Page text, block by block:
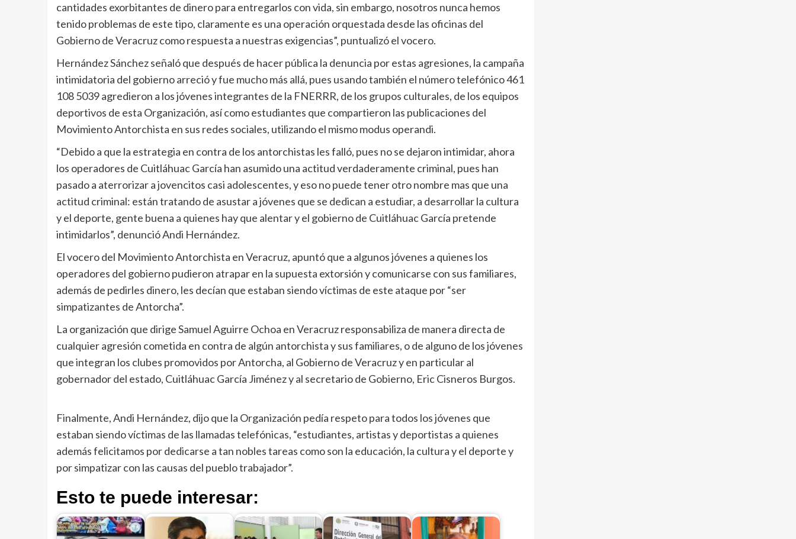
cantidades exorbitantes de dinero para entregarlos con vida, sin embargo, nosotros nunca hemos
tenido problemas de este tipo, claramente es una operación orquestada desde las oficinas del
Gobierno de Veracruz como respuesta a nuestras exigencias”, puntualizó el vocero.
Hernández Sánchez señaló que después de hacer pública la denuncia por estas agresiones, la campaña
intimidatoria del gobierno arreció y fue mucho más allá, pues usando también el número telefónico 461
108 5039 agredieron a los jóvenes integrantes de la FNERRR, de los grupos culturales, de los equipos
deportivos de esta Organización, así como estudiantes que compartieron las publicaciones del
Movimiento Antorchista en sus redes sociales, utilizando el mismo modus operandi.
“Debido a que la estrategia en contra de los antorchistas les falló, pues no se dejaron intimidar, ahora
los operadores de Cuitláhuac García han asumido una actitud verdaderamente criminal, pues han
pasado a aterrorizar a jovencitos casi adolescentes, y eso no puede tener otro nombre mas que una
actitud criminal: están tratando de asustar a jóvenes que se dedican a estudiar, a desarrollar la cultura
y el deporte, gente buena a quienes hay que alentar y el gobierno de Cuitláhuac García pretende
intimidarlos”, denunció Andi Hernández.
El vocero del Movimiento Antorchista en Veracruz, apuntó que a algunos jóvenes a quienes los
operadores del gobierno pudieron atrapar en la supuesta extorsión y comunicarse con sus familiares,
además de pedirles dinero, les decían que estaban siendo víctimas de este ataque por “ser
simpatizantes de Antorcha”.
La organización que dirige Samuel Aguirre Ochoa en Veracruz responsabiliza de manera directa de
cualquier agresión cometida en contra de algún antorchista y sus familiares, o de alguno de los jóvenes
que integran los clubes promovidos por Antorcha, al Gobierno de Veracruz y en particular al
gobernador del estado, Cuitláhuac García Jiménez y al secretario de Gobierno, Eric Cisneros Burgos.
Finalmente, Andi Hernández, dijo que la Organización pedía respeto para todos los jóvenes que
estaban siendo víctimas de las llamadas telefónicas, “estudiantes, artistas y deportistas a quienes
además felicitamos por dedicarse a tan nobles tareas como son la educación, la cultura y el deporte y
por simpatizar con las causas del pueblo trabajador”.
Esto te puede interesar: